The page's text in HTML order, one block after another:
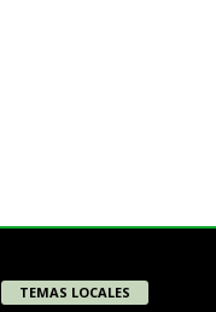
TEMAS LOCALES